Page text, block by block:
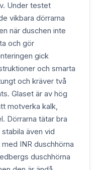
Under testet
vikbara dörrarna
när duschen inte
och gör
gick
och smarta
och kräver två
Glaset är av hög
motverka kalk,
Dörrarna tätar bra
även vid
INR duschhörna
duschhörna